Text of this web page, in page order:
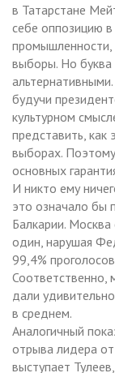
в Татарстане
себе оппозицию в
промышленности,
выборы. Но
будучи
культурном
представить, как
выборах.
основных
И никто ему
это означало бы
Балкарии.
один, нарушая
99,4%
дали
в среднем.
Аналогичный
отрыва лидера
выступает